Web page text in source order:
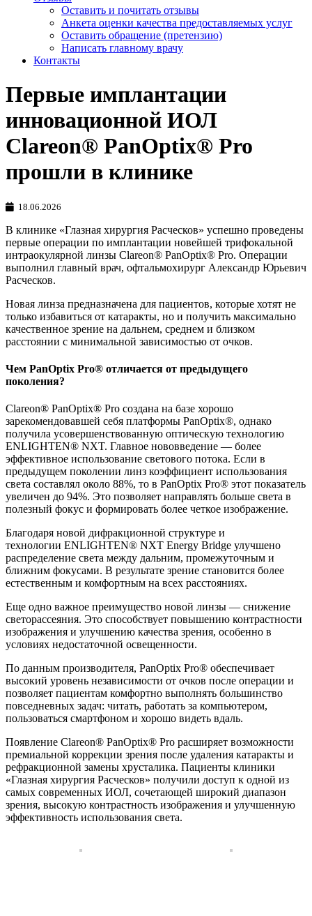
Оставить и почитать отзывы
Анкета оценки качества предоставляемых услуг
Оставить обращение (претензию)
Написать главному врачу
Контакты
Первые имплантации
инновационной ИОЛ
Clareon® PanOptix® Pro
прошли в клинике
18.06.2026
В клинике «Глазная хирургия Расческов» успешно проведены
первые операции по имплантации новейшей трифокальной
интраокулярной линзы Clareon® PanOptix® Pro. Операции
выполнил главный врач, офтальмохирург Александр Юрьевич
Расческов.
Новая линза предназначена для пациентов, которые хотят не
только избавиться от катаракты, но и получить максимально
качественное зрение на дальнем, среднем и близком
расстоянии с минимальной зависимостью от очков.
Чем PanOptix Pro® отличается от предыдущего
поколения?
Clareon® PanOptix® Pro создана на базе хорошо
зарекомендовавшей себя платформы PanOptix®, однако
получила усовершенствованную оптическую технологию
ENLIGHTEN® NXT. Главное нововведение — более
эффективное использование светового потока. Если в
предыдущем поколении линз коэффициент использования
света составлял около 88%, то в PanOptix Pro® этот показатель
увеличен до 94%. Это позволяет направлять больше света в
полезный фокус и формировать более четкое изображение.
Благодаря новой дифракционной структуре и
технологии ENLIGHTEN® NXT Energy Bridge улучшено
распределение света между дальним, промежуточным и
ближним фокусами. В результате зрение становится более
естественным и комфортным на всех расстояниях.
Еще одно важное преимущество новой линзы — снижение
светорассеяния. Это способствует повышению контрастности
изображения и улучшению качества зрения, особенно в
условиях недостаточной освещенности.
По данным производителя, PanOptix Pro® обеспечивает
высокий уровень независимости от очков после операции и
позволяет пациентам комфортно выполнять большинство
повседневных задач: читать, работать за компьютером,
пользоваться смартфоном и хорошо видеть вдаль.
Появление Clareon® PanOptix® Pro расширяет возможности
премиальной коррекции зрения после удаления катаракты и
рефракционной замены хрусталика. Пациенты клиники
«Глазная хирургия Расческов» получили доступ к одной из
самых современных ИОЛ, сочетающей широкий диапазон
зрения, высокую контрастность изображения и улучшенную
эффективность использования света.